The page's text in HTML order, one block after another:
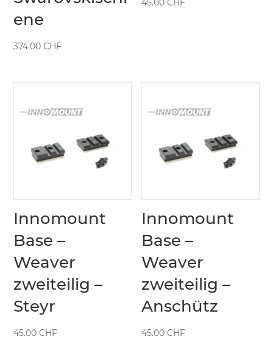
ene
374.00CHF
Innomount
Base –
Weaver
zweiteilig –
Steyr
45.00CHF
Innomount
Base –
Weaver
zweiteilig –
Anschütz
45.00CHF